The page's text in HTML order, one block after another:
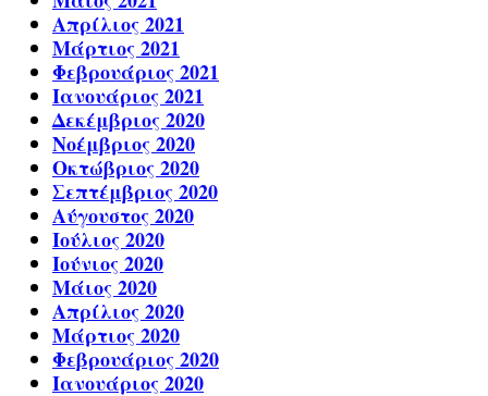
Απρίλιος 2021
Μάρτιος 2021
Φεβρουάριος 2021
Ιανουάριος 2021
Δεκέμβριος 2020
Νοέμβριος 2020
Οκτώβριος 2020
Σεπτέμβριος 2020
Αύγουστος 2020
Ιούλιος 2020
Ιούνιος 2020
Μάιος 2020
Απρίλιος 2020
Μάρτιος 2020
Φεβρουάριος 2020
Ιανουάριος 2020